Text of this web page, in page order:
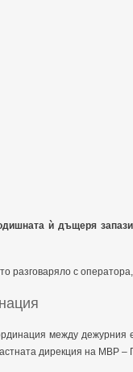
ѝ дъщеря
разговаряло с
между
дирекция на МВР –